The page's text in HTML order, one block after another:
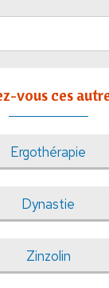
vous ces
Ergothérapie
Dynastie
Zinzolin